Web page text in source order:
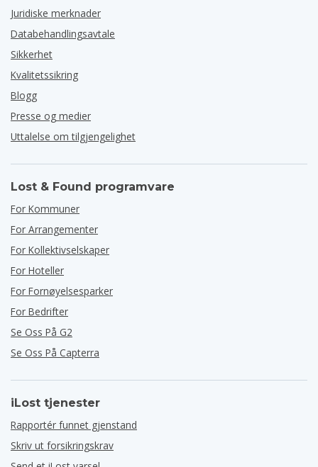
Juridiske merknader
Databehandlingsavtale
Sikkerhet
Kvalitetssikring
Blogg
Presse og medier
Uttalelse om tilgjengelighet
Lost & Found programvare
For Kommuner
For Arrangementer
For Kollektivselskaper
For Hoteller
For Fornøyelsesparker
For Bedrifter
Se Oss På G2
Se Oss På Capterra
iLost tjenester
Rapportér funnet gjenstand
Skriv ut forsikringskrav